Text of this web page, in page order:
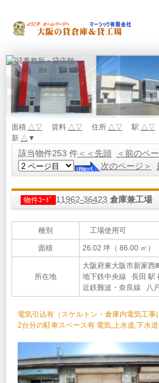
面積 △▽ 賃料 △▽ 住所 △▽ 駅 △▽
新 △ ▼
該当物件253 件＜＜先頭
＜前のペ
次のページ＞
物件ｺｰﾄﾞ 11962-36423 倉庫兼工場
種別 工場使用可
面積 26.02 坪（ 86.00 ㎡）
所在地
大阪府東大阪市新家西
地下鉄中央線 長田 駅
近鉄難波・奈良線 八
電気引込有（スケルトン・倉庫内電気工
2台分の駐車スペース有 電気,上水道,下水